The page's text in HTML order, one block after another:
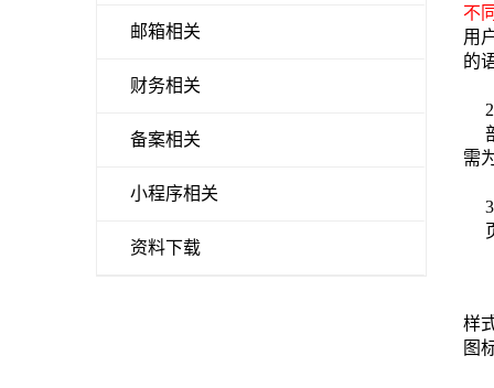
邮箱相关
财务相关
备案相关
小程序相关
资料下载
不
用
的
需
样
图